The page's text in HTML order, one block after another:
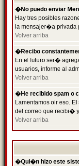
�No puedo enviar
Hay tres posibles
la mensajer�a privada
Volver arriba
�Recibo
En el futuro ser�
usuarios, informe al
Volver arriba
�He recibido spam o
Lamentamos oir eso.
del correo que recibi�
Volver arriba
�Qui�n hizo este